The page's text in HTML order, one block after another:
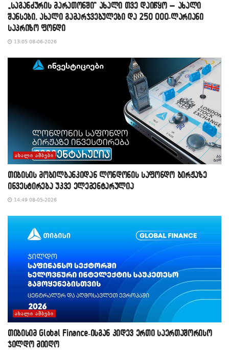
„საგანძურის მარათონში“ ახალი თვე დაიწყო – ახალი
შანსები, ახალი გამარჯვებულები და 250 000-ლარიანი
საპრიზო ფონდი
13:05 08-06-2026
ᲐᲮᲐᲚᲘ ᲐᲛᲑᲔᲑᲘ
თიბისის მობილბანკიდან ლონდონის საფონდო ბირჟაზე
ინვესტირება უკვე ელემენტარულია
14:49 08-05-2026
ᲐᲮᲐᲚᲘ ᲐᲛᲑᲔᲑᲘ
თიბისიმ Global Finance-ისგან კიდევ ერთი საერთაშორისო
ჯილდო მიიღო